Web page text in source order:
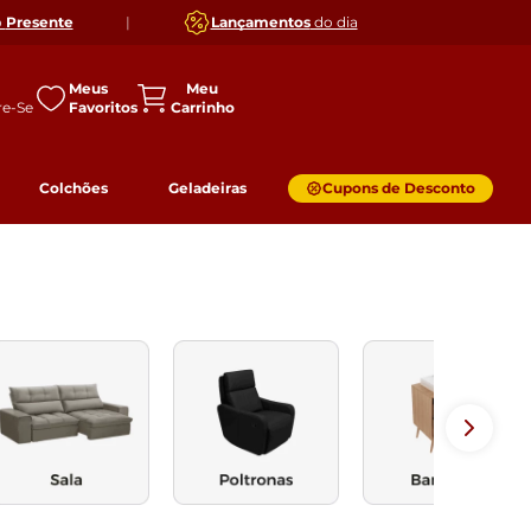
Presente | Lançamentosdo dia
Meus
Favoritos
Colchões Geladeiras Cupons de Desconto